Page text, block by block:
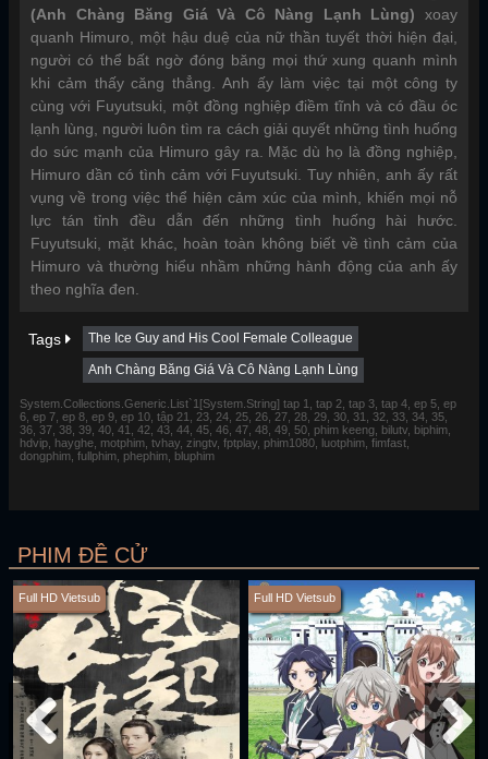
(Anh Chàng Băng Giá Và Cô Nàng Lạnh Lùng) xoay
quanh Himuro, một hậu duệ của nữ thần tuyết thời hiện đại,
người có thể bất ngờ đóng băng mọi thứ xung quanh mình
khi cảm thấy căng thẳng. Anh ấy làm việc tại một công ty
cùng với Fuyutsuki, một đồng nghiệp điềm tĩnh và có đầu óc
lạnh lùng, người luôn tìm ra cách giải quyết những tình huống
do sức mạnh của Himuro gây ra. Mặc dù họ là đồng nghiệp,
Himuro dần có tình cảm với Fuyutsuki. Tuy nhiên, anh ấy rất
vụng về trong việc thể hiện cảm xúc của mình, khiến mọi nỗ
lực tán tỉnh đều dẫn đến những tình huống hài hước.
Fuyutsuki, mặt khác, hoàn toàn không biết về tình cảm của
Himuro và thường hiểu nhầm những hành động của anh ấy
theo nghĩa đen.
Tags The Ice Guy and His Cool Female Colleague
Anh Chàng Băng Giá Và Cô Nàng Lạnh Lùng
System.Collections.Generic.List`1[System.String] tap 1, tap 2, tap 3, tap 4, ep 5, ep
6, ep 7, ep 8, ep 9, ep 10, tập 21, 23, 24, 25, 26, 27, 28, 29, 30, 31, 32, 33, 34, 35,
36, 37, 38, 39, 40, 41, 42, 43, 44, 45, 46, 47, 48, 49, 50, phim keeng, bilutv, biphim,
hdvip, hayghe, motphim, tvhay, zingtv, fptplay, phim1080, luotphim, fimfast,
dongphim, fullphim, phephim, bluphim
PHIM ĐỀ CỬ
Full HD Vietsub Full HD Vietsub